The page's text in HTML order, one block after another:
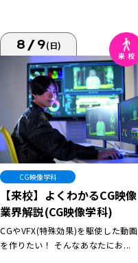
8/9(日)
CG映像学科
【来校】よくわかるCG映像
業界解説(CG映像学科)
CGやVFX(特殊効果)を駆使した動画
を作りたい！ そんなあなたにお...